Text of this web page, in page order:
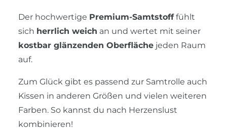
Der hochwertige Premium-Samtstofffühlt
sich herrlich weich an und wertet mit seiner
kostbar glänzenden Oberfläche jeden Raum
auf.
Zum Glück gibt es passend zur Samtrolle auch
Kissen in anderen Größen und vielen weiteren
Farben. So kannst du nach Herzenslust
kombinieren!